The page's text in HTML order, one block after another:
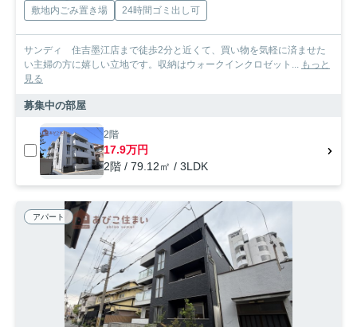
敷地内ごみ置き場
24時間ゴミ出し可
サンディ 住吉墨江店まで徒歩2分と近くて、買い物を気軽に済ませた
い主婦の方に嬉しい立地です。収納はウォークインクロゼット...
もっと
見る
募集中の部屋
2階
17.9万円
2階 / 79.12㎡ / 3LDK
アパート